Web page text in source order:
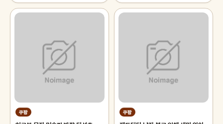
쿠팡 쿠팡